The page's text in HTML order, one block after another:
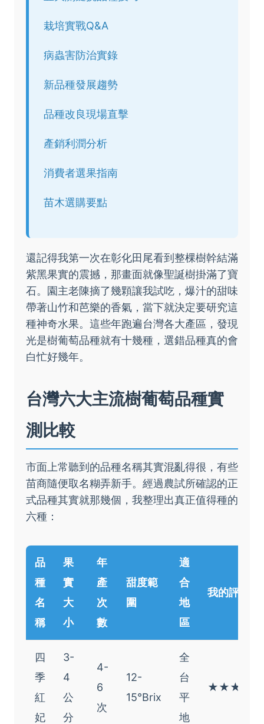
栽培實戰Q&A
病蟲害防治實錄
新品種發展趨勢
品種改良現場直擊
產銷利潤分析
消費者選果指南
苗木選購要點
還記得我第一次在彰化田尾看到整棵樹幹結滿
紫黑果實的震撼，那畫面就像聖誕樹掛滿了寶
石。園主老陳摘了幾顆讓我試吃，爆汁的甜味
帶著山竹和芭樂的香氣，當下就決定要研究這
種神奇水果。這些年跑遍台灣各大產區，發現
光是樹葡萄品種就有十幾種，選錯品種真的會
白忙好幾年。
台灣六大主流樹葡萄品種實
測比較
市面上常聽到的品種名稱其實混亂得很，有些
苗商隨便取名糊弄新手。經過農試所確認的正
式品種其實就那幾個，我整理出真正值得種的
六種：
品
種
名
稱
果
實
大
小
年
產
次
數
甜度範
圍
適
合
地
區
我的評分
四
季
紅
妃
3-
4
公
分
4-
6
次
12-
15°Brix
全
台
平
地
★★★★☆